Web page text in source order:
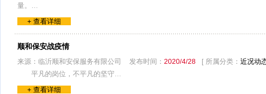
量。…
+ 查看详细
顺和保安战疫情
来源：临沂顺和安保服务有限公司 发布时间： 2020/4/28[ 所属分类： 近况动
平凡的岗位，不平凡的坚守…
+ 查看详细